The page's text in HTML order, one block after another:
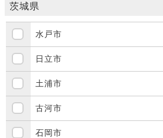
茨城県
水戸市
日立市
土浦市
古河市
石岡市